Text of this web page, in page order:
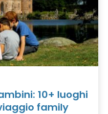
10+ luoghi
family